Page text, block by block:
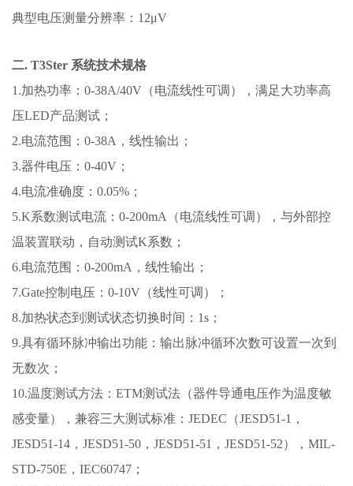
典型电压测量分辨率：12μV
二. T3Ster 系统技术规格
1.加热功率：0-38A/40V（电流线性可调），满足大功率高
压LED产品测试；
2.电流范围：0-38A，线性输出；
3.器件电压：0-40V；
4.电流准确度：0.05%；
5.K系数测试电流：0-200mA（电流线性可调），与外部控
温装置联动，自动测试K系数；
6.电流范围：0-200mA，线性输出；
7.Gate控制电压：0-10V（线性可调）；
8.加热状态到测试状态切换时间：1s；
9.具有循环脉冲输出功能：输出脉冲循环次数可设置一次到
无数次；
10.温度测试方法：ETM测试法（器件导通电压作为温度敏
感变量），兼容三大测试标准：JEDEC（JESD51-1，
JESD51-14，JESD51-50，JESD51-51，JESD51-52），MIL-
STD-750E，IEC60747；